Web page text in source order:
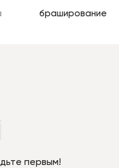
браширование
первым!